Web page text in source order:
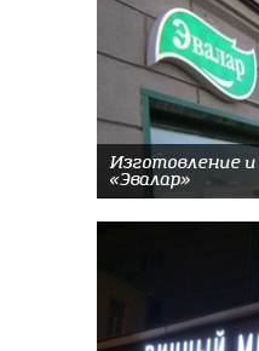
Изготовление
«Эвалар»